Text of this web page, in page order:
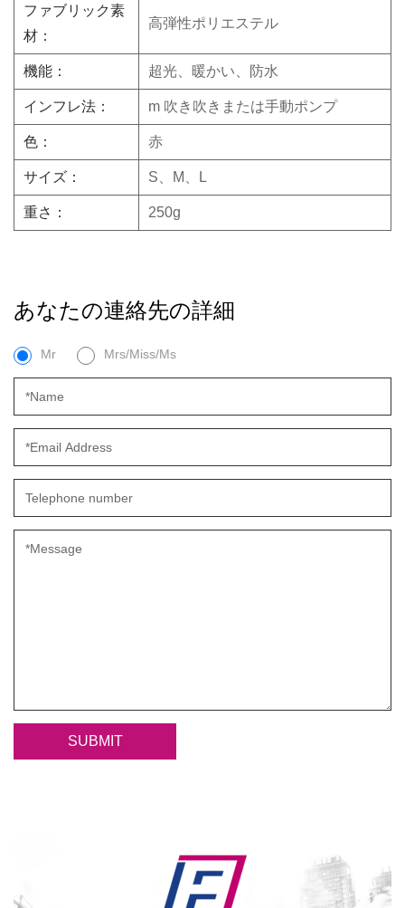
ファブリック素
材：
高弾性ポリエステル
機能： 超光、暖かい、防水
インフレ法： m 吹き吹きまたは手動ポンプ
色： 赤
サイズ： S、M、L
重さ： 250g
あなたの連絡先の詳細
Mr Mrs/Miss/Ms